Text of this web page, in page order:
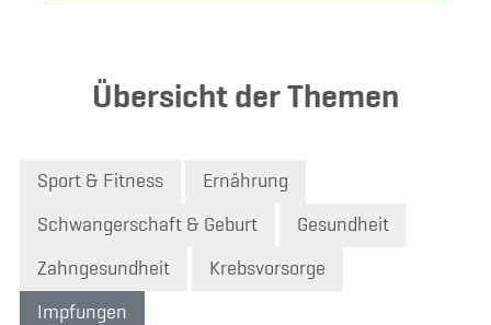
Übersicht der Themen
Sport & Fitness Ernährung
Schwangerschaft & Geburt Gesundheit
Zahngesundheit Krebsvorsorge
Impfungen